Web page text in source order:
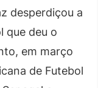
desperdiçou a
que deu o
em março
de Futebol